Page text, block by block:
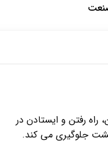
رفتن و ایستادن در
جلوگیری می کند.